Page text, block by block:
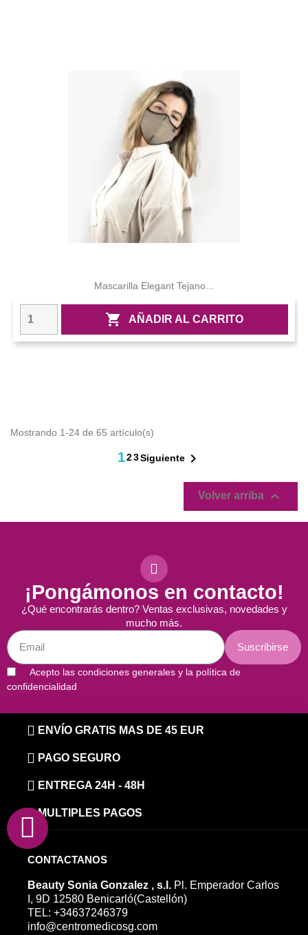
Mascarilla Elegant Tejano...
 AÑADIR AL CARRITO
Mostrando 1-24 de 65 artículo(s)
123Siguiente
Volver arriba 
¡Pongámonos en contacto!
¿Qué encontrarás dentro? Ventas exclusivas, novedades y
mucho más.
Suscribirse
Acepto las condiciones generales y la política de
confidencialidad
ENVÍO GRATIS MAS DE 45 EUR
PAGO SEGURO
ENTREGA 24H - 48H
MULTIPLES PAGOS
CONTACTANOS
Beauty Sonia Gonzalez , s.l. Pl. Emperador Carlos
I, 9D 12580 Benicarló(Castellón)
TEL: +34637246379
info@centromedicosg.com